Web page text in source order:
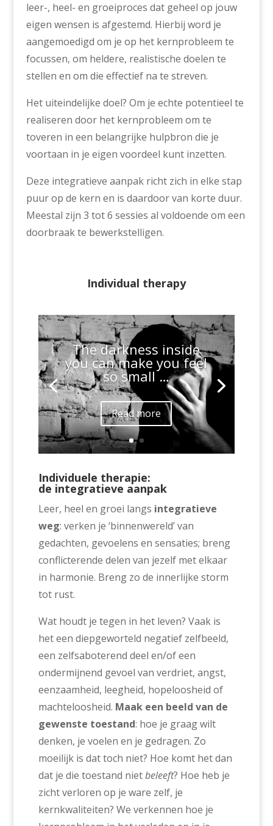
leer-, heel- en groeiproces dat geheel op jouw
eigen wensen is afgestemd. Hierbij word je
aangemoedigd om je op het kernprobleem te
focussen, om heldere, realistische doelen te
stellen en om die effectief na te streven.
Het uiteindelijke doel? Om je echte potentieel te
realiseren door het kernprobleem om te
toveren in een belangrijke hulpbron die je
voortaan in je eigen voordeel kunt inzetten.
Deze integratieve aanpak richt zich in elke stap
puur op de kern en is daardoor van korte duur.
Meestal zijn 3 tot 6 sessies al voldoende om een
doorbraak te bewerkstelligen.
Individual therapy
The darkness inside
you can make you feel
so small …
Read more
Individuele therapie:
de integratieve aanpak
Leer, heel en groei langs integratieve
weg: verken je ‘binnenwereld’ van
gedachten, gevoelens en sensaties; breng
conflicterende delen van jezelf met elkaar
in harmonie. Breng zo de innerlijke storm
tot rust.
Wat houdt je tegen in het leven? Vaak is
het een diepgeworteld negatief zelfbeeld,
een zelfsaboterend deel en/of een
ondermijnend gevoel van verdriet, angst,
eenzaamheid, leegheid, hopeloosheid of
machteloosheid. Maak een beeld van de
gewenste toestand: hoe je graag wilt
denken, je voelen en je gedragen. Zo
moeilijk is dat toch niet? Hoe komt het dan
dat je die toestand nietbeleeft? Hoe heb je
zicht verloren op je ware zelf, je
kernkwaliteiten? We verkennen hoe je